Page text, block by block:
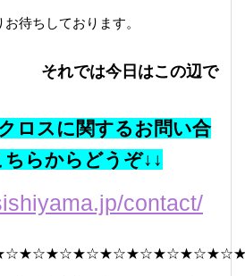
待ちしております。
それでは今日はこの辺で
ロスに関するお問い合
らからどうぞ↓↓
contact/